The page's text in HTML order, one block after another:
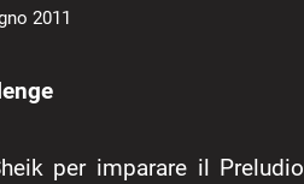
2011
per imparare il